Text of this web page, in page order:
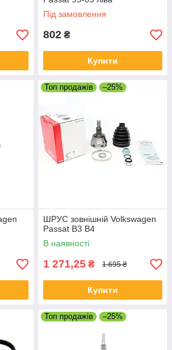
Під замовлення
802 ₴
Купити
Топ продажів –25%
ШРУС зовнішній Volkswagen
Passat B3 B4
В наявності
1 271,25 ₴ 1 695 ₴
Купити
Топ продажів –25%